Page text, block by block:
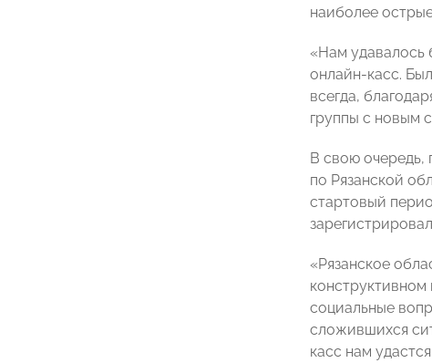
наиболее
«Нам удавалось
онлайн-касс.
всегда,
группы с новым
В свою очередь,
по Рязанской
стартовый
«Рязанское
социальные
сложившихся
касс нам